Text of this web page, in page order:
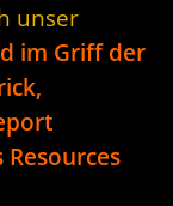
unser
im Griff der